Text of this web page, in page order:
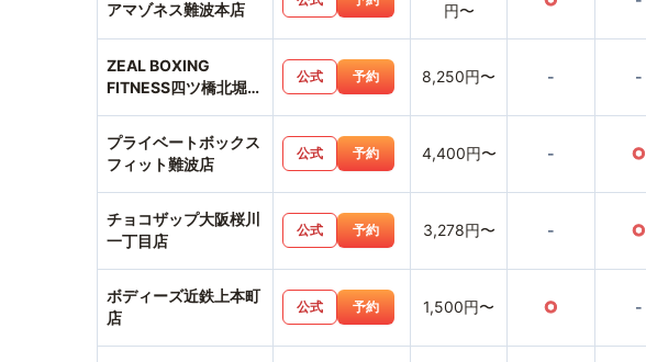
アマゾネス難波本店
円〜
ZEAL BOXING
FITNESS四ツ橋北堀江
公式 予約 8,250円〜 - -
プライベートボックス
フィット難波店
公式 予約 4,400円〜 - ○
チョコザップ大阪桜川
一丁目店
公式 予約 3,278円〜 - ○
ボディーズ近鉄上本町
店
公式 予約 1,500円〜 ○ -